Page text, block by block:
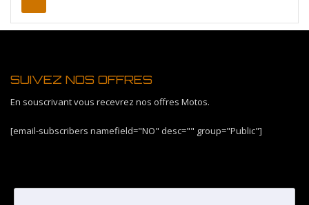
SUIVEZ NOS OFFRES
En souscrivant vous recevrez nos offres Motos.
[email-subscribers namefield="NO" desc="" group="Public"]